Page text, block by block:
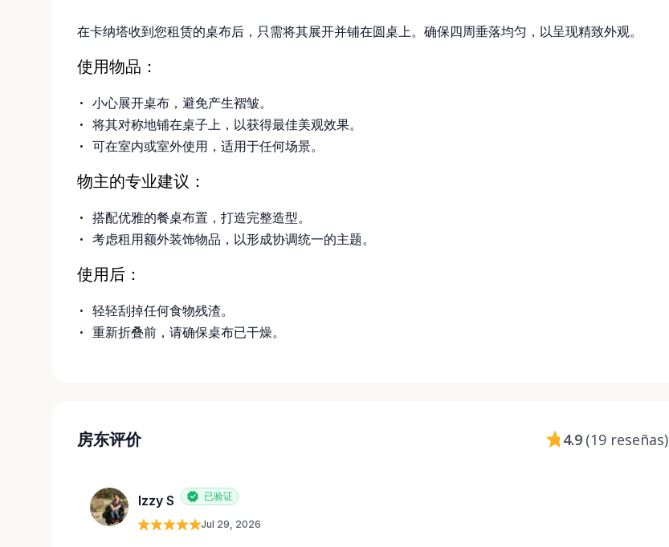
在卡纳塔收到您租赁的桌布后，只需将其展开并铺在圆桌上。确保四周垂落均匀，以呈现精致外观。
使用物品：
小心展开桌布，避免产生褶皱。
将其对称地铺在桌子上，以获得最佳美观效果。
可在室内或室外使用，适用于任何场景。
物主的专业建议：
搭配优雅的餐桌布置，打造完整造型。
考虑租用额外装饰物品，以形成协调统一的主题。
使用后：
轻轻刮掉任何食物残渣。
重新折叠前，请确保桌布已干燥。
房东评价 4.9 (19 reseñas)
Izzy S 已验证
Jul 29, 2026